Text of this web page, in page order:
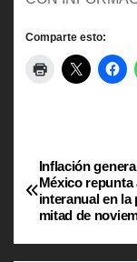
Comparte esto:
N
a
v
Inflación
México repunta
interanual en la
mitad de